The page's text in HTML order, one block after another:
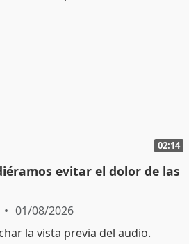
02:14
evitar el dolor de las
01/08/2026